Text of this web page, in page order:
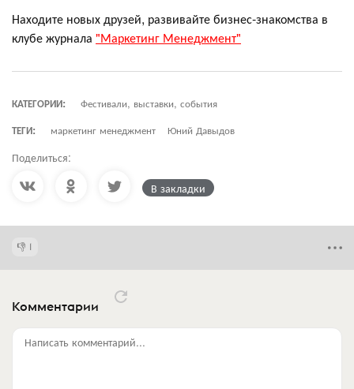
Находите новых друзей, развивайте бизнес-знакомства в
клубе журнала "Маркетинг Менеджмент"
КАТЕГОРИИ:
Фестивали, выставки, события
ТЕГИ:
маркетинг менеджмент Юний Давыдов
Поделиться:
В закладки
1
Комментарии
Написать комментарий...